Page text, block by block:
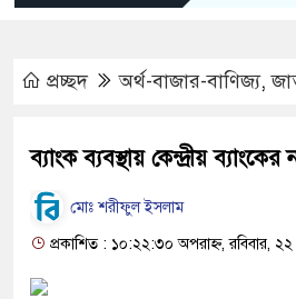
প্রচ্ছদ অর্থ-বাজার-বাণিজ্য,
ব্যাংক ব্যবস্থায় কেন্দ্রীয়
মোঃ শরীফুল ইসলাম
প্রকাশিত : ১০:২২:৩০ অপরাহ্ন, রবিবার,